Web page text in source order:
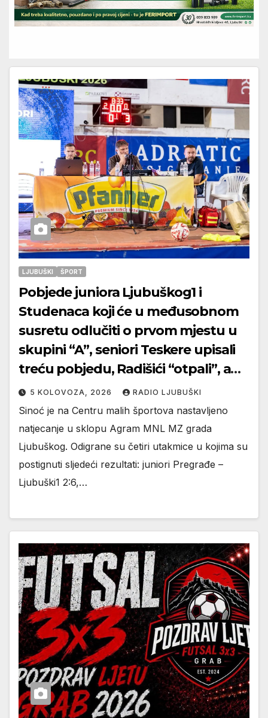
LJUBUŠKI ŠPORT
Pobjede juniora Ljubuškog1 i
Studenaca koji će u međusobnom
susretu odlučiti o prvom mjestu u
skupini “A”, seniori Teskere upisali
treću pobjedu, Radišići “otpali”, a
Humac se pobjedom protiv
Crvenog Grma “vratio u igru”
5 KOLOVOZA, 2026 RADIO LJUBUŠKI
Sinoć je na Centru malih športova nastavljeno
natjecanje u sklopu Agram MNL MZ grada
Ljubuškog. Odigrane su četiri utakmice u kojima su
postignuti sljedeći rezultati: juniori Pregrađe –
Ljubuški1 2:6,…